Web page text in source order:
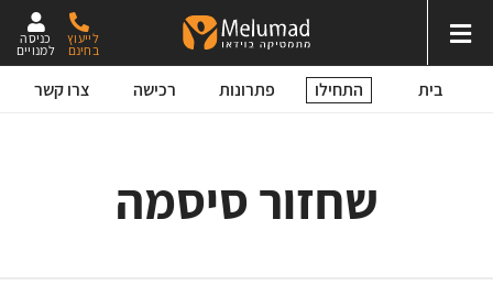
כניסה
למנויים
לייעוץ
בחינם
בית התחילו פתרונות רכישה צרו קשר
שחזור סיסמה